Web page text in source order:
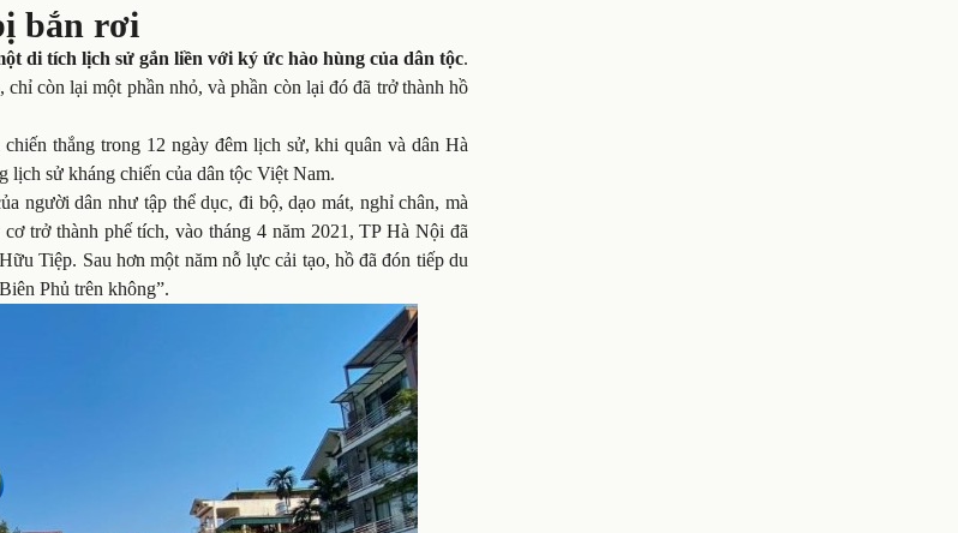
bắn rơi
di tích lịch sử gắn liền với ký ức hào hùng của dân tộc.
còn lại một phần nhỏ, và phần còn lại đó đã trở thành hồ
thắng trong 12 ngày đêm lịch sử, khi quân và dân Hà
sử kháng chiến của dân tộc Việt Nam.
người dân như tập thể dục, đi bộ, dạo mát, nghỉ chân, mà
trở thành phế tích, vào tháng 4 năm 2021, TP Hà Nội đã
Tiệp. Sau hơn một năm nỗ lực cải tạo, hồ đã đón tiếp du
Phủ trên không”.